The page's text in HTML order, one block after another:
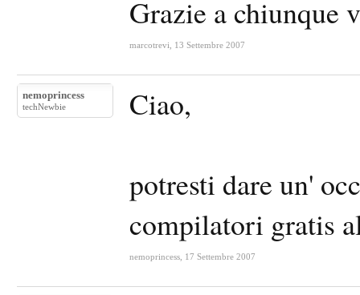
Grazie a chiunque
marcotrevi 13 Settembre 2007
nemoprincess
techNewbie Ciao,
potresti dare un'
compilatori gratis
nemoprincess 17 Settembre 2007